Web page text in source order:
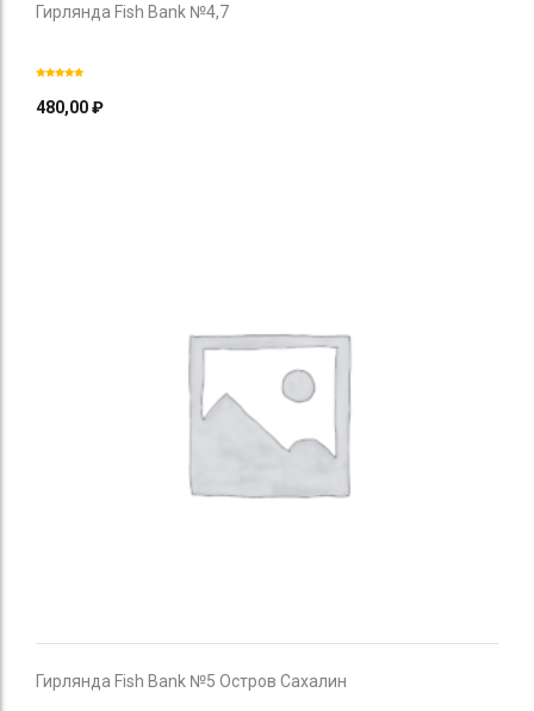
Гирлянда Fish Bank №4,7
480,00₽
Гирлянда Fish Bank №5 Остров Сахалин